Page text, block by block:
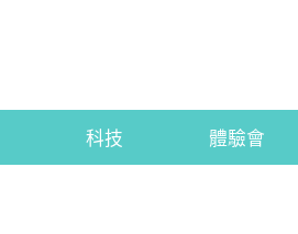
科技 體驗會